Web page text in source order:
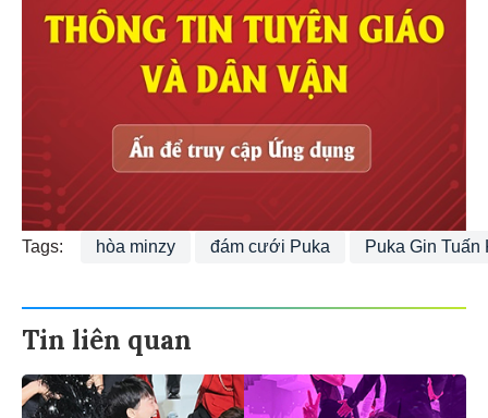
Tags: hòa minzy đám cưới Puka Puka Gin Tuấn
Tin liên quan